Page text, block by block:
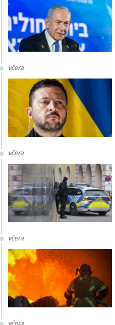
včera
včera
včera
včera